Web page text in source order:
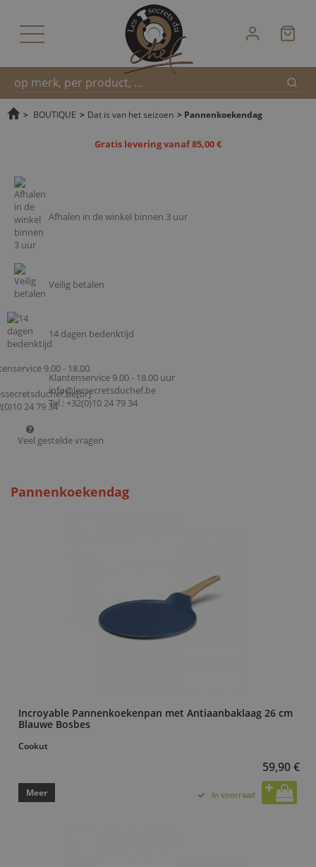
Snel
> BOUTIQUE > Dat is van het seizoen > Pannenkoekendag
Gratis levering vanaf 85,00 €
Afhalen in de winkel binnen 3 uur
Veilig betalen
14 dagen bedenktijd
Klantenservice 9.00 - 18.00 uur
info@lessecretsduchef.be
Tel : +32(0)10 24 79 34
Veel gestelde vragen
Pannenkoekendag
Incroyable Pannenkoekenpan met Antiaanbaklaag 26 cm
Blauwe Bosbes
Cookut
59,90 €
Meer In voorraad